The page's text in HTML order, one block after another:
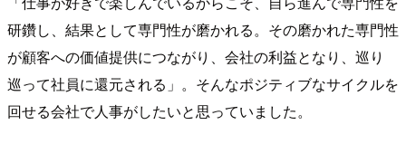
研鑽し、結果として専門性が磨かれる。その磨かれた専門性
が顧客への価値提供につながり、会社の利益となり、巡り
巡って社員に還元される」。そんなポジティブなサイクルを
回せる会社で人事がしたいと思っていました。